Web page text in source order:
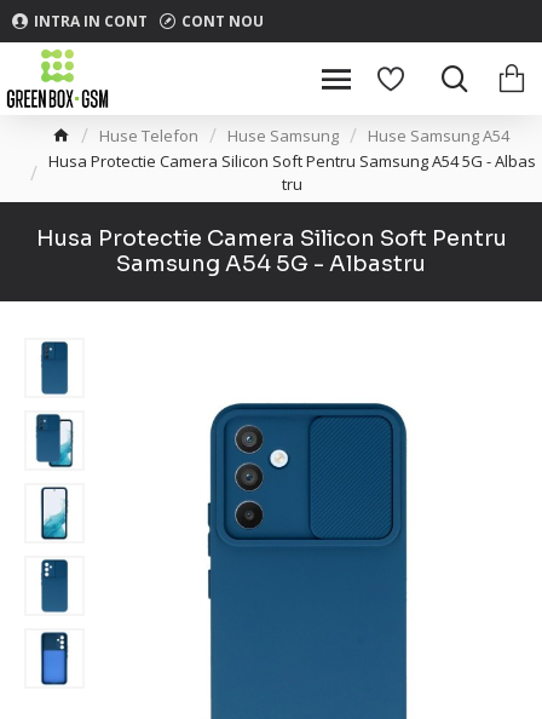
INTRA IN CONT CONT NOU
Huse Telefon Huse Samsung
Huse Samsung A54
Husa Protectie Camera Silicon Soft Pentru Samsung A54 5G - Albas
tru
Husa Protectie Camera Silicon Soft Pentru
Samsung A54 5G - Albastru